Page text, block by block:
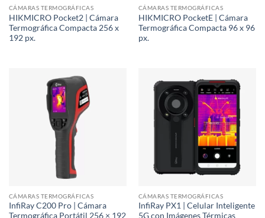
CÁMARAS TERMOGRÁFICAS
HIKMICRO Pocket2 | Cámara
Termográfica Compacta 256 x
192 px.
CÁMARAS TERMOGRÁFICAS
HIKMICRO PocketE | Cámara
Termográfica Compacta 96 x 96
px.
CÁMARAS TERMOGRÁFICAS
InfiRay C200 Pro | Cámara
Termográfica Portátil 256 × 192
CÁMARAS TERMOGRÁFICAS
InfiRay PX1 | Celular Inteligente
5G con Imágenes Térmicas